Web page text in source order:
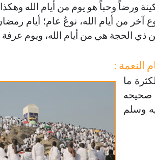
ورضاً وحباً هو يوم من أيام الله
آخر من أيام الله، نوعٌ عام؛ أيام رمضان
ذي الحجة هي من أيام الله، ويوم عرفة
النعمة :
ما
صحيحه
وسلم